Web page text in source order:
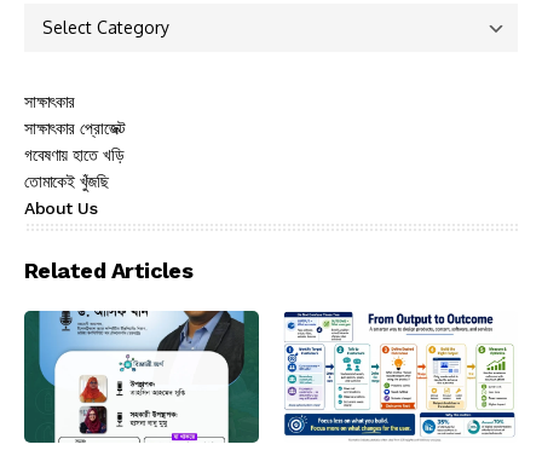
সাক্ষাৎকার
সাক্ষাৎকার প্রোজেক্ট
গবেষণায় হাতে খড়ি
তোমাকেই খুঁজছি
About Us
Related Articles